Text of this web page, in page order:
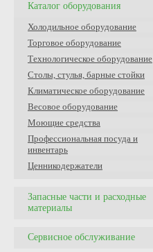
Каталог оборудования
Холодильное оборудование
Торговое оборудование
Технологическое оборудование
Столы, стулья, барные стойки
Климатическое оборудование
Весовое оборудование
Моющие средства
Профессиональная посуда и
инвентарь
Ценникодержатели
Запасные части и расходные
материалы
Сервисное обслуживание